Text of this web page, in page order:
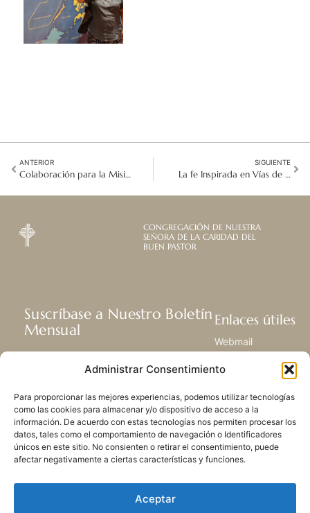
Administrar Consentimiento
Para proporcionar las mejores experiencias, podemos utilizar tecnologías
como las cookies para almacenar y/o dispositivo de acceso a la
información. De acuerdo con estas tecnologías nos permiten procesar los
datos, tales como el comportamiento de navegación o Identificadores
únicos en este sitio. No consienten o retirar el consentimiento, puede
afectar negativamente a ciertas características y funciones.
Aceptar
ANTERIOR
Colaboración para la Misión: Conferencia de Talitha Kum Asia para: Acabar con la Trata de Personas
SIGUIENTE
La fe Inspirada en Vías de Desarrollo Humano Integral: el Empoderamiento de las Mujeres y las Niñas
CONGREGACIÓN DE NUESTRA
SEÑORA DE LA CARIDAD DEL
BUEN PASTOR
Suscríbase a Nuestro Boletín
Mensual
Recibir las últimas noticias acerca de
nuestra vida, la misión y ministerios de
SUSCRIBIRSE
Enlaces útiles
Webmail
Centro de Recursos
Mapa del sitio